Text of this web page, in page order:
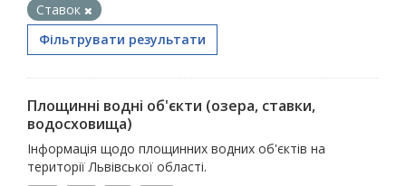
Ставок
Фільтрувати результати
Площинні водні об'єкти (озера, ставки,
водосховища)
Інформація щодо площинних водних об'єктів на
території Львівської області.